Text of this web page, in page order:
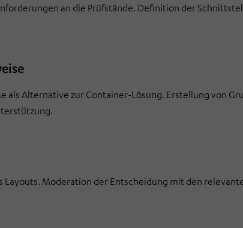
an die Prüfstände. Definition der
als Alternative zur Container-Lösung. Erstellung von
Moderation der Entscheidung mit den